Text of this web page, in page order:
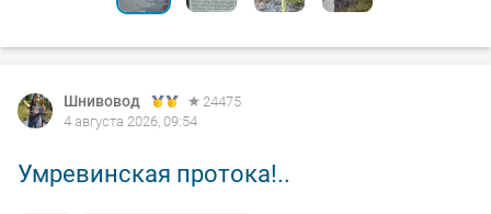
Шнивовод
24475
4 августа 2026, 09:54
Умревинская протока!..